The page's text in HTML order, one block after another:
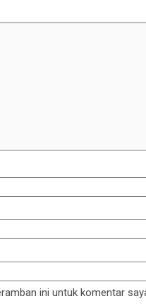
ini untuk komentar